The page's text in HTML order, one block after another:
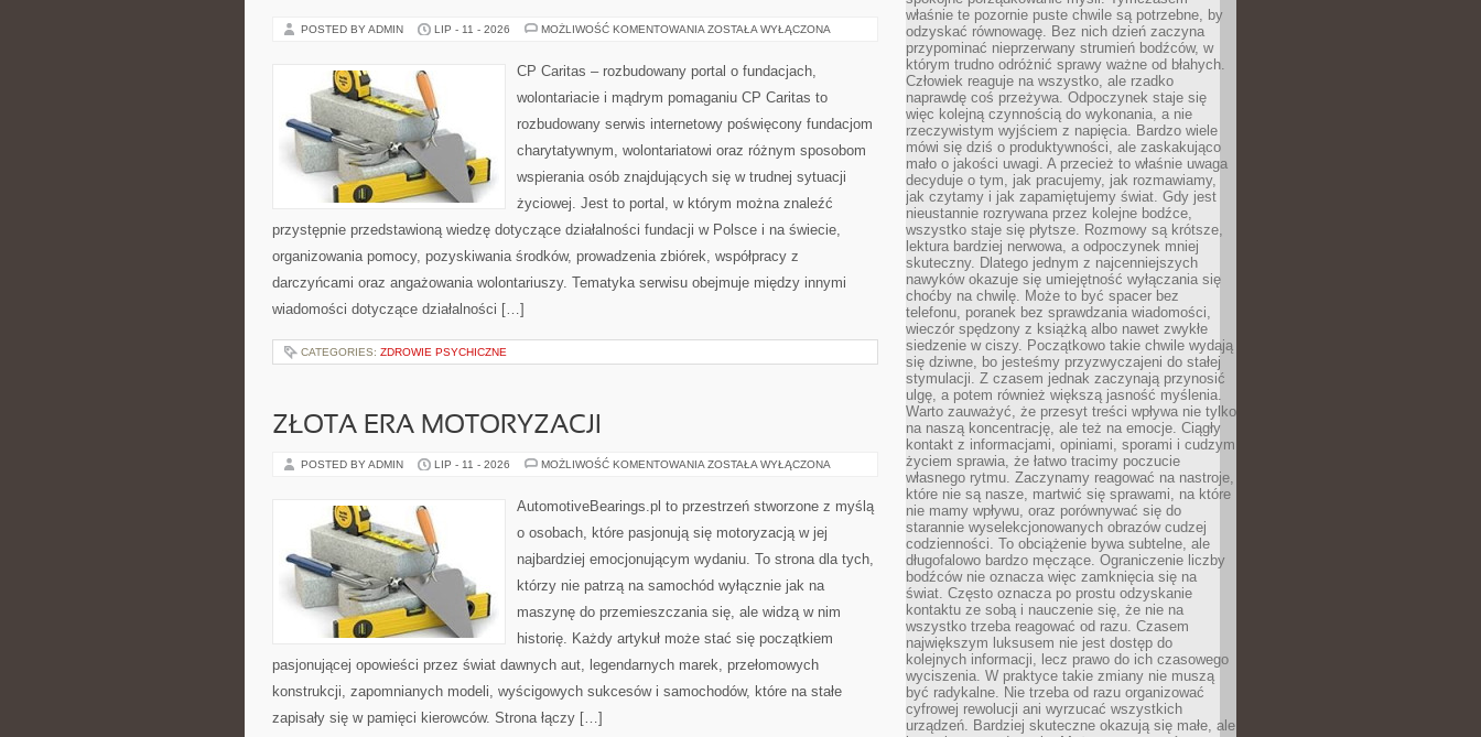
POSTED BY ADMIN LIP - 11 - 2026 MOŻLIWOŚĆ KOMENTOWANIA GRANTY
ZOSTAŁA WYŁĄCZONA
CP Caritas – rozbudowany portal o fundacjach,
wolontariacie i mądrym pomaganiu CP Caritas to
rozbudowany serwis internetowy poświęcony fundacjom
charytatywnym, wolontariatowi oraz różnym sposobom
wspierania osób znajdujących się w trudnej sytuacji
życiowej. Jest to portal, w którym można znaleźć
przystępnie przedstawioną wiedzę dotyczące działalności fundacji w Polsce i na świecie,
organizowania pomocy, pozyskiwania środków, prowadzenia zbiórek, współpracy z
darczyńcami oraz angażowania wolontariuszy. Tematyka serwisu obejmuje między innymi
wiadomości dotyczące działalności […]
CATEGORIES: ZDROWIE PSYCHICZNE
ZŁOTA ERA MOTORYZACJI
POSTED BY ADMIN LIP - 11 - 2026 MOŻLIWOŚĆ KOMENTOWANIA ZŁOTA
ZOSTAŁA WYŁĄCZONA
AutomotiveBearings.pl to przestrzeń stworzone z myślą
o osobach, które pasjonują się motoryzacją w jej
najbardziej emocjonującym wydaniu. To strona dla tych,
którzy nie patrzą na samochód wyłącznie jak na
maszynę do przemieszczania się, ale widzą w nim
historię. Każdy artykuł może stać się początkiem
pasjonującej opowieści przez świat dawnych aut, legendarnych marek, przełomowych
konstrukcji, zapomnianych modeli, wyścigowych sukcesów i samochodów, które na stałe
zapisały się w pamięci kierowców. Strona łączy […]
właśnie te pozornie puste chwile są potrzebne, by
odzyskać równowagę. Bez nich dzień zaczyna
przypominać nieprzerwany strumień bodźców, w
którym trudno odróżnić sprawy ważne od błahych.
Człowiek reaguje na wszystko, ale rzadko
naprawdę coś przeżywa. Odpoczynek staje się
więc kolejną czynnością do wykonania, a nie
rzeczywistym wyjściem z napięcia. Bardzo wiele
mówi się dziś o produktywności, ale zaskakująco
mało o jakości uwagi. A przecież to właśnie uwaga
decyduje o tym, jak pracujemy, jak rozmawiamy,
jak czytamy i jak zapamiętujemy świat. Gdy jest
nieustannie rozrywana przez kolejne bodźce,
wszystko staje się płytsze. Rozmowy są krótsze,
lektura bardziej nerwowa, a odpoczynek mniej
skuteczny. Dlatego jednym z najcenniejszych
nawyków okazuje się umiejętność wyłączania się
choćby na chwilę. Może to być spacer bez
telefonu, poranek bez sprawdzania wiadomości,
wieczór spędzony z książką albo nawet zwykłe
siedzenie w ciszy. Początkowo takie chwile wydają
się dziwne, bo jesteśmy przyzwyczajeni do stałej
stymulacji. Z czasem jednak zaczynają przynosić
ulgę, a potem również większą jasność myślenia.
Warto zauważyć, że przesyt treści wpływa nie tylko
na naszą koncentrację, ale też na emocje. Ciągły
kontakt z informacjami, opiniami, sporami i cudzym
życiem sprawia, że łatwo tracimy poczucie
własnego rytmu. Zaczynamy reagować na nastroje,
które nie są nasze, martwić się sprawami, na które
nie mamy wpływu, oraz porównywać się do
starannie wyselekcjonowanych obrazów cudzej
codzienności. To obciążenie bywa subtelne, ale
długofalowo bardzo męczące. Ograniczenie liczby
bodźców nie oznacza więc zamknięcia się na
świat. Często oznacza po prostu odzyskanie
kontaktu ze sobą i nauczenie się, że nie na
wszystko trzeba reagować od razu. Czasem
największym luksusem nie jest dostęp do
kolejnych informacji, lecz prawo do ich czasowego
wyciszenia. W praktyce takie zmiany nie muszą
być radykalne. Nie trzeba od razu organizować
cyfrowej rewolucji ani wyrzucać wszystkich
urządzeń. Bardziej skuteczne okazują się małe, ale